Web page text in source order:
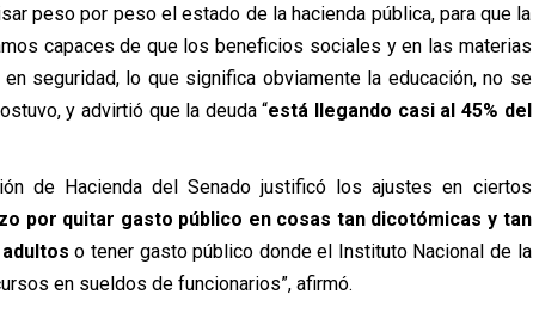
peso por peso el estado de la hacienda pública, para que la
capaces de que los beneficios sociales y en las materias
seguridad, lo que significa obviamente la educación, no se
y advirtió que la deuda “está llegando casi al 45% del
de Hacienda del Senado justificó los ajustes en ciertos
por quitar gasto público en cosas tan dicotómicas y tan
o tener gasto público donde el Instituto Nacional de la
en sueldos de funcionarios”, afirmó.